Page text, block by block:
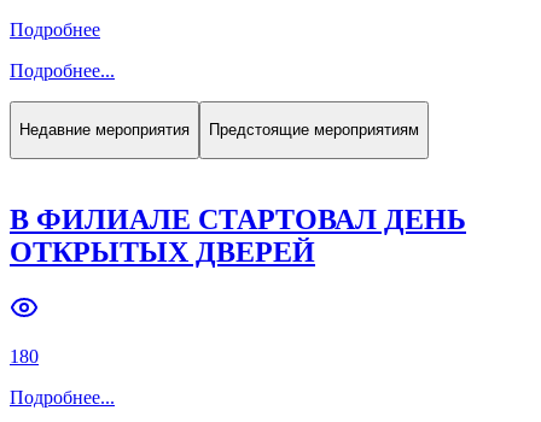
Подробнее
Подробнее...
Недавние мероприятия Предстоящие мероприятиям
В ФИЛИАЛЕ СТАРТОВАЛ ДЕНЬ
ОТКРЫТЫХ ДВЕРЕЙ
180
Подробнее...